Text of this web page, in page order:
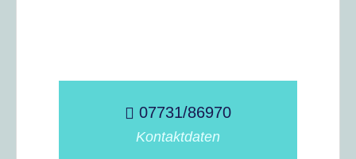
07731/86970
Kontaktdaten